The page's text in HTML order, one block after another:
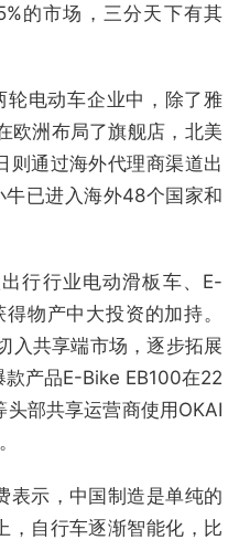
的市场，三分天下有其
电动车企业中，除了雅
欧洲布局了旗舰店，北美
则通过海外代理商渠道出
已进入海外48个国家和
行行业电动滑板车、E-
物产中大投资的加持。
入共享端市场，逐步拓展
产品E-Bike EB100在22
部共享运营商使用OKAI
表示，中国制造是单纯的
，自行车逐渐智能化，比